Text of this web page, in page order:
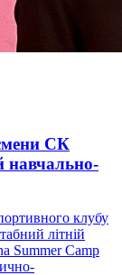
СК
навчально-
клубу
літній
Summer Camp